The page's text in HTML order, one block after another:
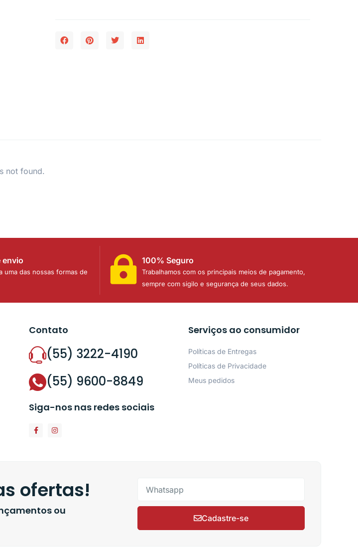
not found.
envio
uma das nossas formas de
100% Seguro
Trabalhamos com os principais meios de pagamento,
sempre com sigilo e segurança de seus dados.
Contato
(55) 3222-4190
(55) 9600-8849
Siga-nos nas redes sociais
Serviços ao consumidor
Políticas de Entregas
Políticas de Privacidade
Meus pedidos
ofertas!
ou
Cadastre-se